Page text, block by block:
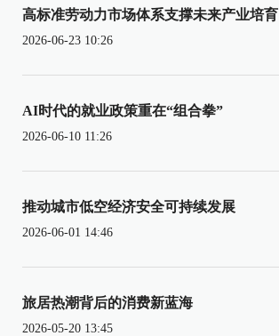
高标准劳动力市场体系支撑未来产业培育
2026-06-23 10:26
AI时代的就业政策重在“组合拳”
2026-06-10 11:26
推动城市低空经济安全可持续发展
2026-06-01 14:46
旅居热潮背后的消费新蓝海
2026-05-20 13:45